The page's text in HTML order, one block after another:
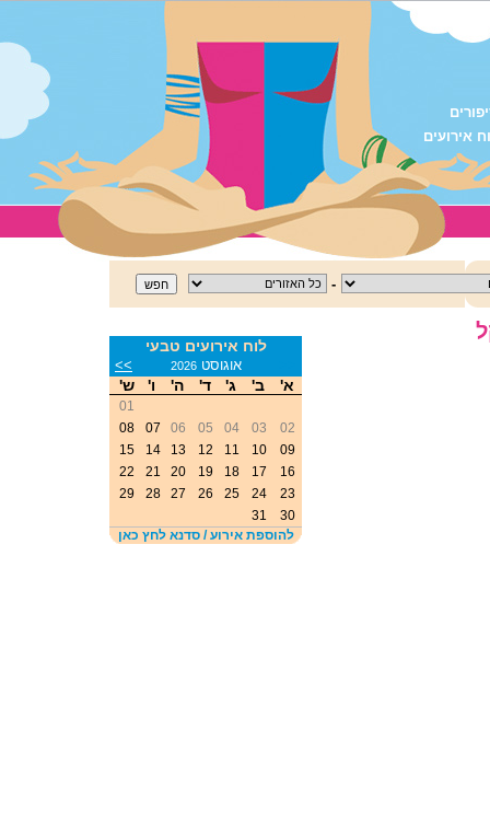
אירועים
-
לוח אירועים טבעי
אוגוסט2026
>>
א' ב' ג' ד' ה' ו' ש'
01
02
03
04
05
06
07
08
09
10
11
12
13
14
15
16
17
18
19
20
21
22
23
24
25
26
27
28
29
30
31
להוספת אירוע / סדנא לחץ כאן